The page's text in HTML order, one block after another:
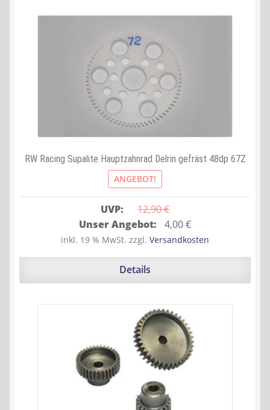
RW Racing Supalite Hauptzahnrad Delrin gefräst 48dp 67Z
ANGEBOT!
UVP: 12,90 €
Ursprünglicher
Preis
war:
Unser Angebot: 4,00€Aktueller
Preis
ist:
inkl. 19 % MwSt. zzgl. Versandkosten
Details